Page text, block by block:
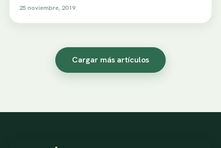
fracasar.…
25 noviembre, 2019
Cargar más artículos